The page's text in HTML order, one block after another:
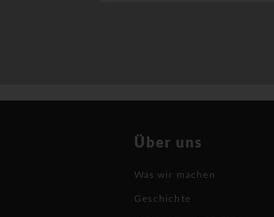
Über uns
Was wir machen
Geschichte